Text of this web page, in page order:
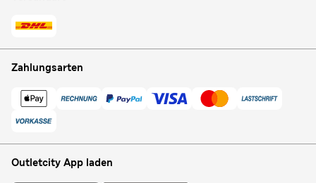
Zahlungsarten
Outletcity App laden